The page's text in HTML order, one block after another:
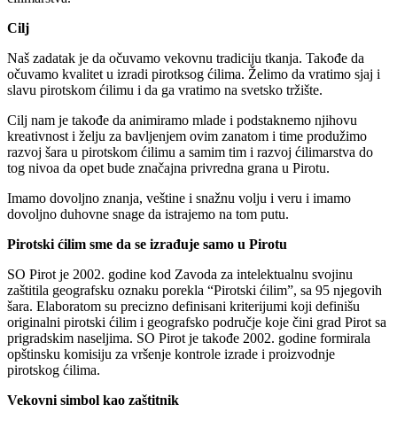
Naš zadatak je da očuvamo vekovnu tradiciju tkanja. Takođe da
očuvamo kvalitet u izradi pirotksog ćilima. Želimo da vratimo sjaj i
Cilj nam je takođe da animiramo mlade i podstaknemo njihovu
kreativnost i želju za bavljenjem ovim zanatom i time produžimo
razvoj šara u pirotskom ćilimu a samim tim i razvoj ćilimarstva do
Imamo dovoljno znanja, veštine i snažnu volju i veru i imamo
SO Pirot je 2002. godine kod Zavoda za intelektualnu svojinu
zaštitila geografsku oznaku porekla “Pirotski ćilim”, sa 95 njegovih
šara. Elaboratom su precizno definisani kriterijumi koji definišu
originalni pirotski ćilim i geografsko područje koje čini grad Pirot sa
prigradskim naseljima. SO Pirot je takođe 2002. godine formirala
opštinsku komisiju za vršenje kontrole izrade i proizvodnje